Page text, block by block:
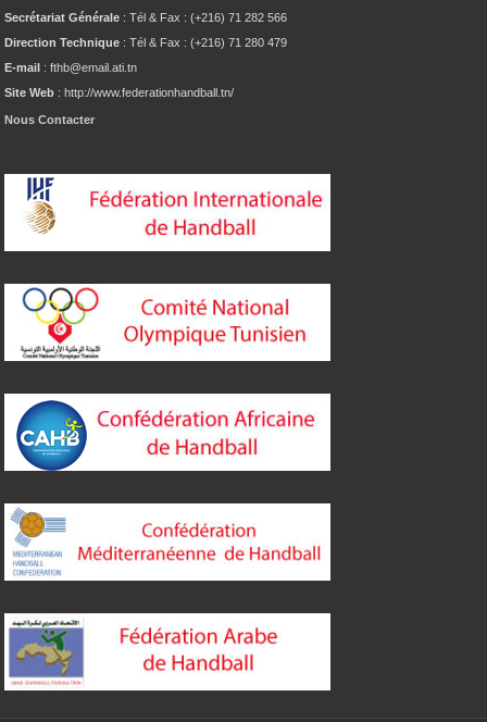
Secrétariat Générale : Tél & Fax : (+216) 71 282 566
Direction Technique : Tél & Fax : (+216) 71 280 479
E-mail : fthb@email.ati.tn
Site Web : http://www.federationhandball.tn/
Nous Contacter